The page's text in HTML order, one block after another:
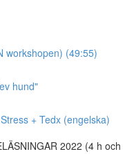
workshopen) (49:55)
hund"
+ Tedx (engelska)
2022 (4 h och